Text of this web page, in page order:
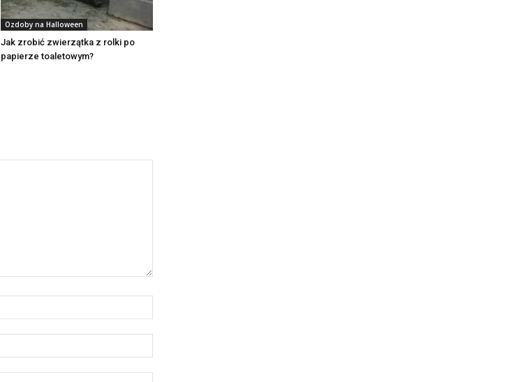
Ozdoby na Halloween
Jak zrobić zwierzątka z rolki po
papierze toaletowym?